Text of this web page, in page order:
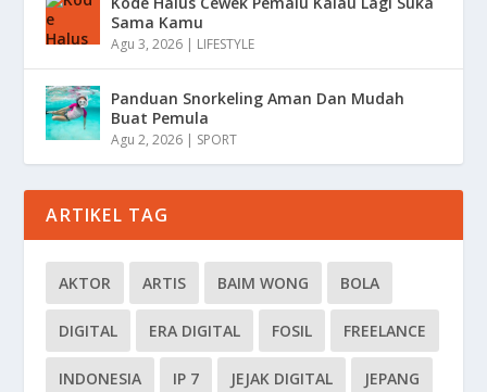
Sama Kamu
Agu 3, 2026 | LIFESTYLE
Panduan Snorkeling Aman Dan Mudah
Buat Pemula
Agu 2, 2026 | SPORT
ARTIKEL TAG
AKTOR ARTIS BAIM WONG BOLA
DIGITAL ERA DIGITAL FOSIL FREELANCE
INDONESIA IP 7 JEJAK DIGITAL JEPANG